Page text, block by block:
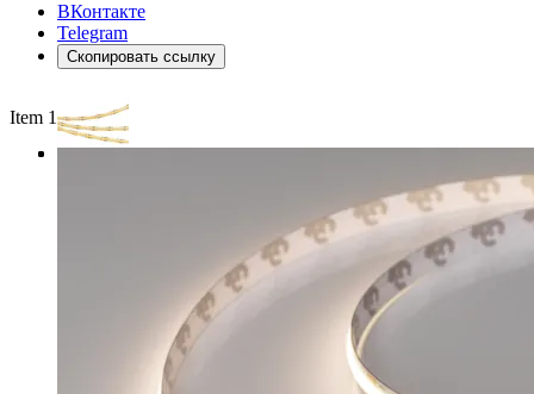
ВКонтакте
Telegram
Скопировать ссылку
Item 1 of 3